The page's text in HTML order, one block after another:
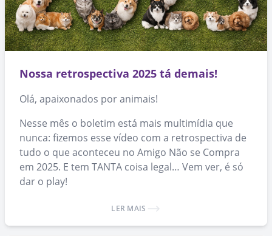
Nossa retrospectiva 2025 tá demais!
Olá, apaixonados por animais!
Nesse mês o boletim está mais multimídia que
nunca: fizemos esse vídeo com a retrospectiva de
tudo o que aconteceu no Amigo Não se Compra
em 2025. E tem TANTA coisa legal… Vem ver, é só
dar o play!
LER MAIS